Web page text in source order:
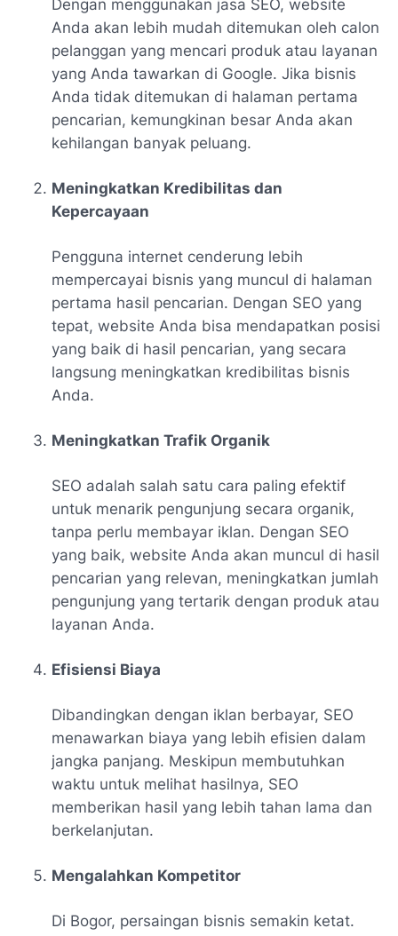
Dengan menggunakan jasa SEO, website
Anda akan lebih mudah ditemukan oleh calon
pelanggan yang mencari produk atau layanan
yang Anda tawarkan di Google. Jika bisnis
Anda tidak ditemukan di halaman pertama
pencarian, kemungkinan besar Anda akan
kehilangan banyak peluang.
Meningkatkan Kredibilitas dan
Kepercayaan
Pengguna internet cenderung lebih
mempercayai bisnis yang muncul di halaman
pertama hasil pencarian. Dengan SEO yang
tepat, website Anda bisa mendapatkan posisi
yang baik di hasil pencarian, yang secara
langsung meningkatkan kredibilitas bisnis
Anda.
Meningkatkan Trafik Organik
SEO adalah salah satu cara paling efektif
untuk menarik pengunjung secara organik,
tanpa perlu membayar iklan. Dengan SEO
yang baik, website Anda akan muncul di hasil
pencarian yang relevan, meningkatkan jumlah
pengunjung yang tertarik dengan produk atau
layanan Anda.
Efisiensi Biaya
Dibandingkan dengan iklan berbayar, SEO
menawarkan biaya yang lebih efisien dalam
jangka panjang. Meskipun membutuhkan
waktu untuk melihat hasilnya, SEO
memberikan hasil yang lebih tahan lama dan
berkelanjutan.
Mengalahkan Kompetitor
Di Bogor, persaingan bisnis semakin ketat.